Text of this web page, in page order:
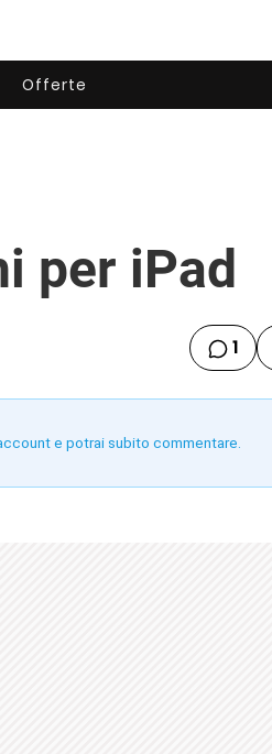
Offerte
per iPad
1
e potrai subito commentare.